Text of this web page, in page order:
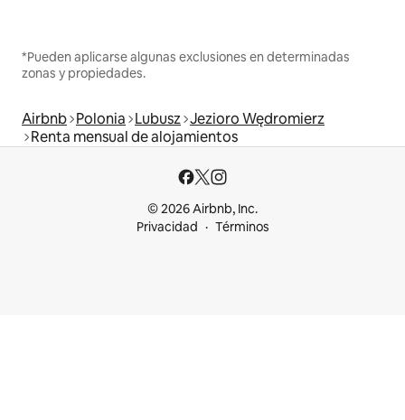
*Pueden aplicarse algunas exclusiones en determinadas
zonas y propiedades.
Airbnb Polonia Lubusz Jezioro Wędromierz
Renta mensual de alojamientos
© 2026 Airbnb, Inc.
Privacidad
Términos